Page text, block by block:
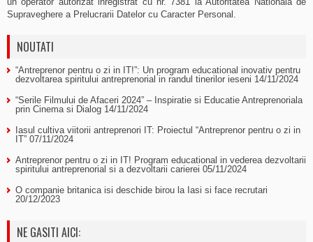
Supraveghere a Prelucrarii Datelor cu Caracter Personal.
NOUTATI
“Antreprenor pentru o zi in IT!”: Un program educational inovativ pentru
dezvoltarea spiritului antreprenorial in randul tinerilor ieseni 14/11/2024
“Serile Filmului de Afaceri 2024” – Inspiratie si Educatie Antreprenoriala
prin Cinema si Dialog 14/11/2024
Iasul cultiva viitorii antreprenori IT: Proiectul “Antreprenor pentru o zi in
IT” 07/11/2024
Antreprenor pentru o zi in IT! Program educational in vederea dezvoltarii
spiritului antreprenorial si a dezvoltarii carierei 05/11/2024
O companie britanica isi deschide birou la Iasi si face recrutari
20/12/2023
NE GASITI AICI: